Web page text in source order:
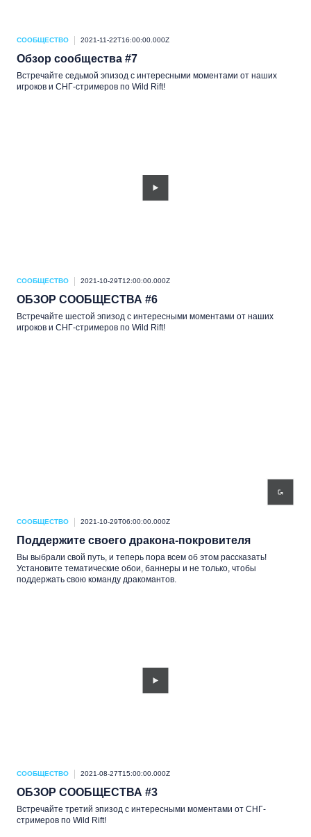
СООБЩЕСТВО 2021-11-22T16:00:00.000Z
Обзор сообщества #7
Встречайте седьмой эпизод с интересными моментами от наших
игроков и СНГ-стримеров по Wild Rift!
СООБЩЕСТВО 2021-10-29T12:00:00.000Z
ОБЗОР СООБЩЕСТВА #6
Встречайте шестой эпизод с интересными моментами от наших
игроков и СНГ-стримеров по Wild Rift!
СООБЩЕСТВО 2021-10-29T06:00:00.000Z
Поддержите своего дракона-покровителя
Вы выбрали свой путь, и теперь пора всем об этом рассказать!
Установите тематические обои, баннеры и не только, чтобы
поддержать свою команду дракомантов.
СООБЩЕСТВО 2021-08-27T15:00:00.000Z
ОБЗОР СООБЩЕСТВА #3
Встречайте третий эпизод с интересными моментами от СНГ-
стримеров по Wild Rift!